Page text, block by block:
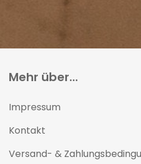
Mehr über...
Impressum
Kontakt
Versand- &